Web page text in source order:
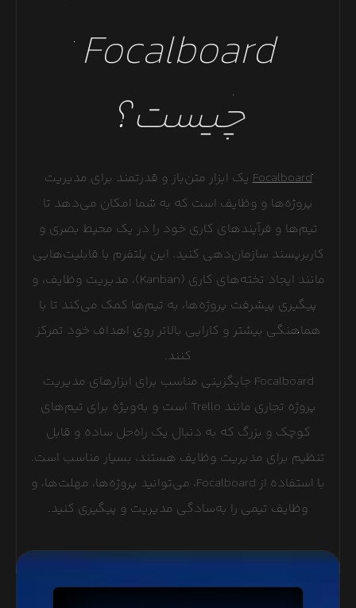
Focalboard
چیست؟
Focalboardیک ابزار متن‌باز و قدرتمند برای مدیریت
پروژه‌ها و وظایف است که به شما امکان می‌دهد تا
تیم‌ها و فرآیندهای کاری خود را در یک محیط بصری و
کاربرپسند سازمان‌دهی کنید. این پلتفرم با قابلیت‌هایی
مانند ایجاد تخته‌های کاری (Kanban)، مدیریت وظایف، و
پیگیری پیشرفت پروژه‌ها، به تیم‌ها کمک می‌کند تا با
هماهنگی بیشتر و کارایی بالاتر روی اهداف خود تمرکز
کنند.
Focalboard جایگزینی مناسب برای ابزارهای مدیریت
پروژه تجاری مانند Trello است و به‌ویژه برای تیم‌های
کوچک و بزرگ که به دنبال یک راه‌حل ساده و قابل
تنظیم برای مدیریت وظایف هستند، بسیار مناسب است.
با استفاده از Focalboard، می‌توانید پروژه‌ها، مهلت‌ها، و
وظایف تیمی را به‌سادگی مدیریت و پیگیری کنید.